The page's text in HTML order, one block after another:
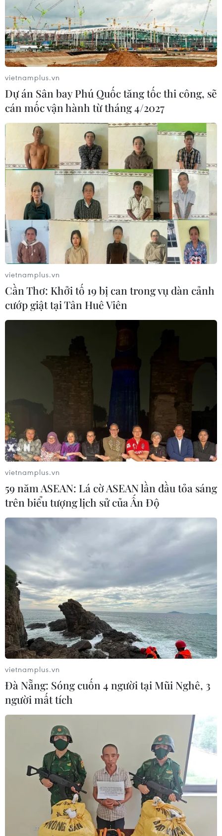
Nhu cầu trú ẩn an toàn đẩy giá vàng tiếp
tục lập đỉnh
21/02/2025 00:41
Giá vàng thế giới tiếp tục lập kỷ lục khi những lo ngại
về cuộc chiến tranh thương mại toàn cầu thúc đẩy nhà
đầu tư tìm kiếm nơi trú ẩn an toàn.
vietnamplus.vn
Dự án Sân bay Phú Quốc tăng tốc thi công, sẽ
cán mốc vận hành từ tháng 4/2027
vietnamplus.vn
Cần Thơ: Khởi tố 19 bị can trong vụ dàn cảnh
cướp giật tại Tân Huê Viên
vietnamplus.vn
59 năm ASEAN: Lá cờ ASEAN lần đầu tỏa sáng
trên biểu tượng lịch sử của Ấn Độ
vietnamplus.vn
Đà Nẵng: Sóng cuốn 4 người tại Mũi Nghê, 3
người mất tích